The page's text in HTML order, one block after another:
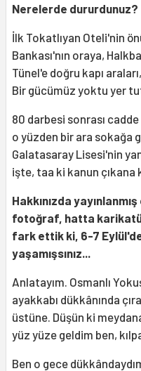
Nerelerde dururdunuz?
İlk Tokatlıyan Oteli'nin
Bankası'nın oraya,
Tünel'e doğru kapı
Bir gücümüz yoktu yer
80 darbesi sonrası
o yüzden bir ara sokağa
Galatasaray Lisesi'nin
işte, taa ki kanun çıkana
Hakkınızda
fotoğraf, hatta
fark ettik ki, 6-7
yaşamışsınız...
Anlatayım. Osmanlı
ayakkabı dükkânında
üstüne. Düşün ki
yüz yüze geldim ben,
Ben o gece